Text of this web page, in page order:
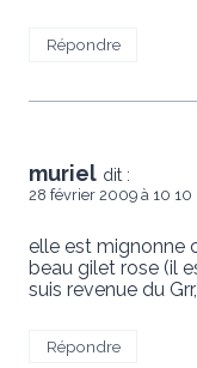
Répondre
muriel dit :
28 février 2009 à 10 10
elle est mignonne
beau gilet rose (il
suis revenue du
Répondre